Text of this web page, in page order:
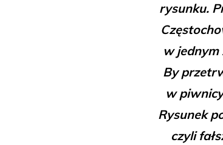
rysunku.
w jednym
By
w
Rysunek
czyli